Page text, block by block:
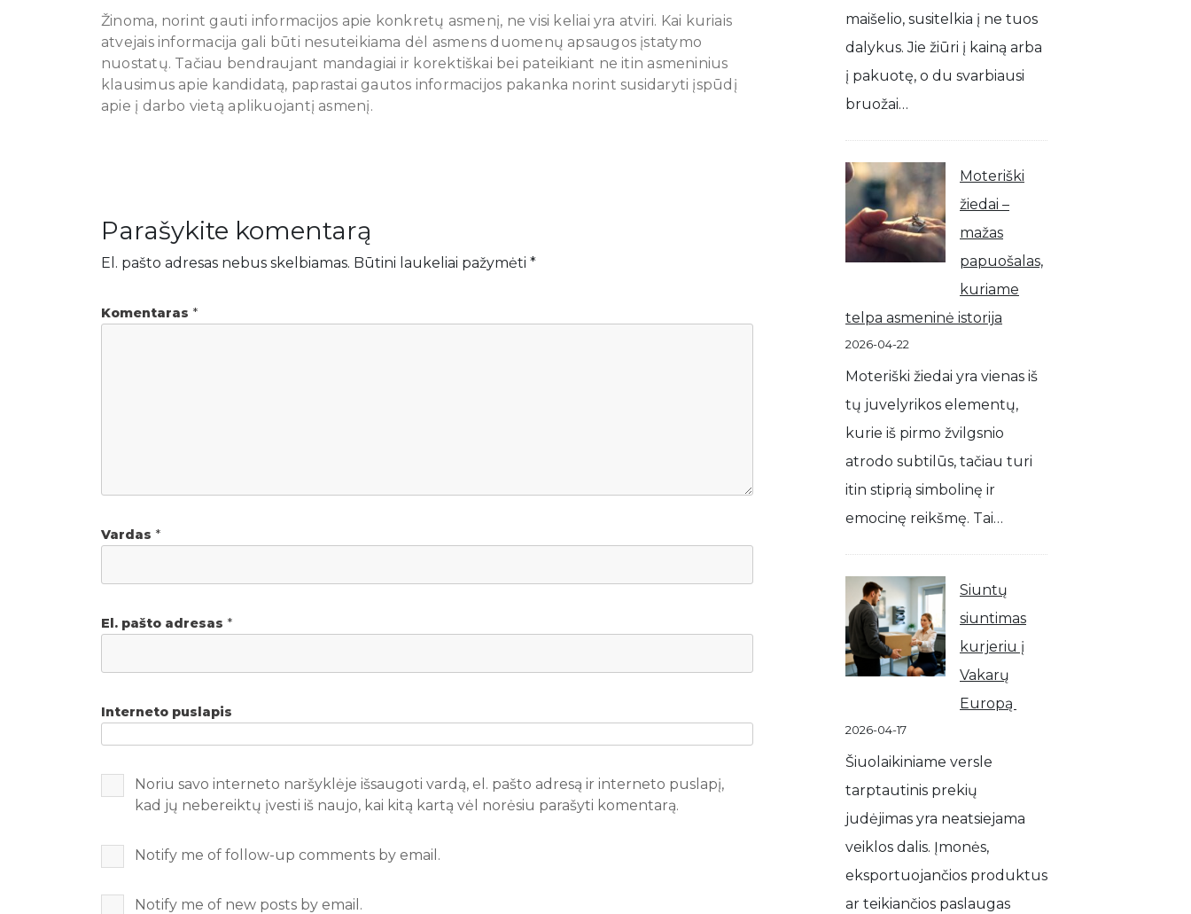
Žinoma, norint gauti informacijos apie konkretų asmenį, ne visi keliai yra atviri. Kai kuriais
atvejais informacija gali būti nesuteikiama dėl asmens duomenų apsaugos įstatymo
nuostatų. Tačiau bendraujant mandagiai ir korektiškai bei pateikiant ne itin asmeninius
klausimus apie kandidatą, paprastai gautos informacijos pakanka norint susidaryti įspūdį
apie į darbo vietą aplikuojantį asmenį.
Parašykite komentarą
El. pašto adresas nebus skelbiamas. Būtini laukeliai pažymėti *
Komentaras *
Vardas *
El. pašto adresas *
Interneto puslapis
Noriu savo interneto naršyklėje išsaugoti vardą, el. pašto adresą ir interneto puslapį,
kad jų nebereiktų įvesti iš naujo, kai kitą kartą vėl norėsiu parašyti komentarą.
Notify me of follow-up comments by email.
Notify me of new posts by email.
maišelio, susitelkia į ne tuos
dalykus. Jie žiūri į kainą arba
į pakuotę, o du svarbiausi
bruožai…
Moteriški
žiedai –
mažas
papuošalas,
kuriame
telpa asmeninė istorija
2026-04-22
Moteriški žiedai yra vienas iš
tų juvelyrikos elementų,
kurie iš pirmo žvilgsnio
atrodo subtilūs, tačiau turi
itin stiprią simbolinę ir
emocinę reikšmę. Tai…
Siuntų
siuntimas
kurjeriu į
Vakarų
Europą
2026-04-17
Šiuolaikiniame versle
tarptautinis prekių
judėjimas yra neatsiejama
veiklos dalis. Įmonės,
eksportuojančios produktus
ar teikiančios paslaugas